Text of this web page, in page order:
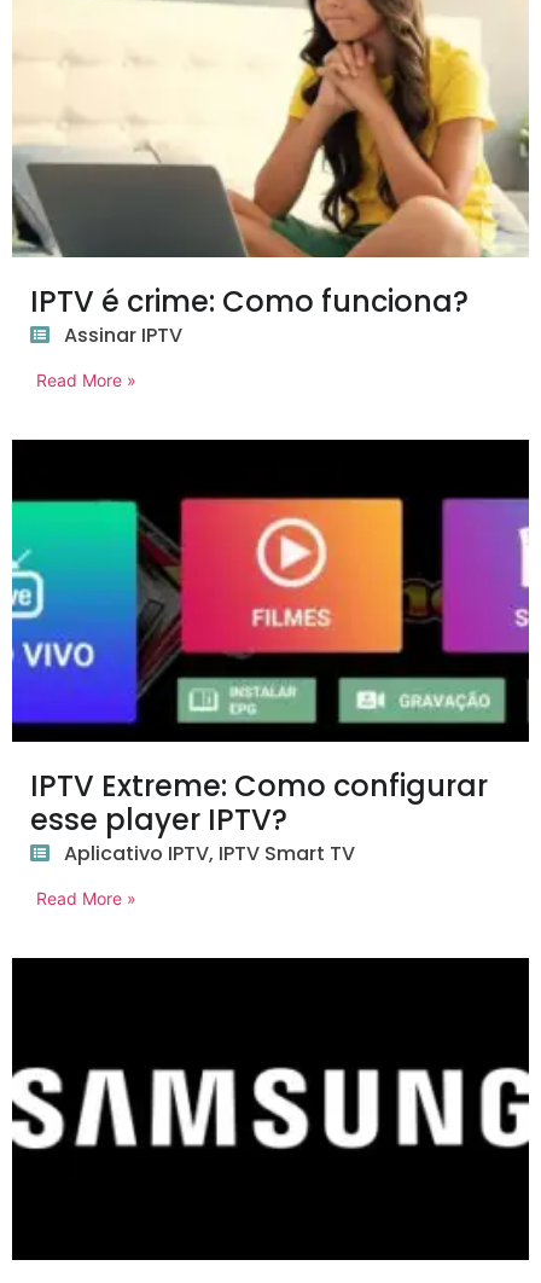
IPTV é crime: Como funciona?
Assinar IPTV
Read More »
IPTV Extreme: Como configurar
esse player IPTV?
Aplicativo IPTV, IPTV Smart TV
Read More »